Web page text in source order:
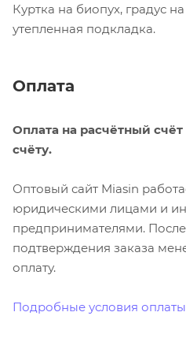
Куртка на биопух, градус
утепленная подкладка.
Оплата
Оплата на расчётный
счёту.
Оптовый сайт Miasin
юридическими лицами и
предпринимателями.
подтверждения заказа
оплату.
Подробные условия оплаты